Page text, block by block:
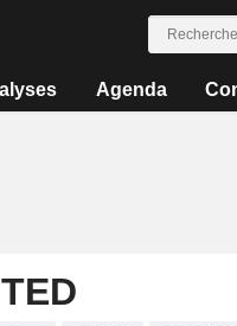
Agenda